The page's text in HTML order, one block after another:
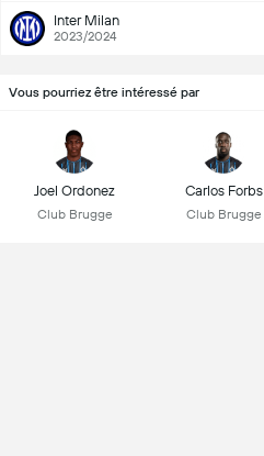
Inter Milan
2023/2024
Vous pourriez être intéressé par
Joel Ordonez
Club Brugge
Carlos Forbs
Club Brugge